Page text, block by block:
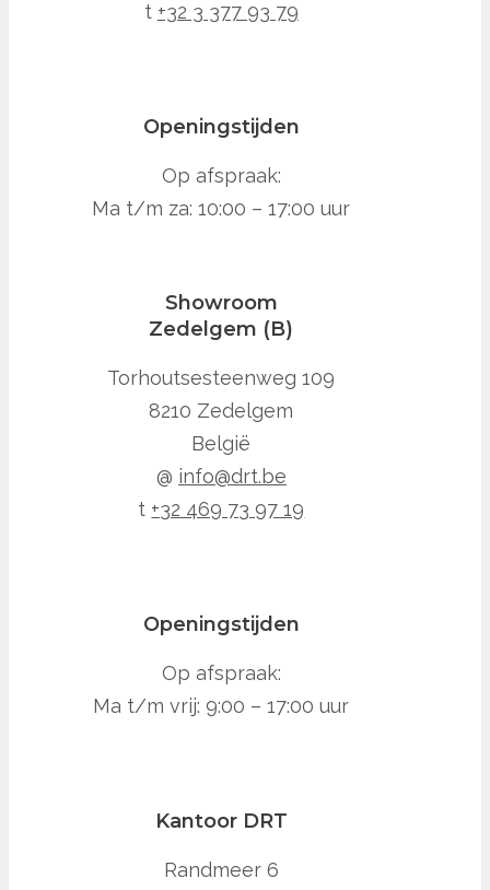
t +32 3 377 93 79
Openingstijden
Op afspraak:
Ma t/m za: 10:00 – 17:00 uur
Showroom
Zedelgem (B)
Torhoutsesteenweg 109
8210 Zedelgem
België
@ info@drt.be
t +32 469 73 97 19
Openingstijden
Op afspraak:
Ma t/m vrij: 9:00 – 17:00 uur
Kantoor DRT
Randmeer 6